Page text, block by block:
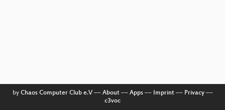
by Chaos Computer Club e.V–– About–– Apps–– Imprint–– Privacy––
c3voc